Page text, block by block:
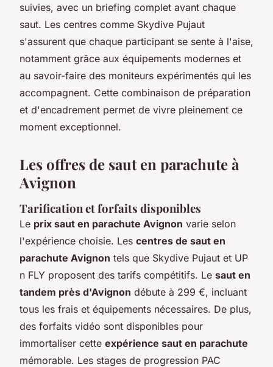
suivies, avec un briefing complet avant chaque
saut. Les centres comme Skydive Pujaut
s'assurent que chaque participant se sente à l'aise,
notamment grâce aux équipements modernes et
au savoir-faire des moniteurs expérimentés qui les
accompagnent. Cette combinaison de préparation
et d'encadrement permet de vivre pleinement ce
moment exceptionnel.
Les offres de saut en parachute à
Avignon
Tarification et forfaits disponibles
Le prix saut en parachute Avignon varie selon
l'expérience choisie. Les centres de saut en
parachute Avignon tels que Skydive Pujaut et UP
n FLY proposent des tarifs compétitifs. Le saut en
tandem près d'Avignon débute à 299 €, incluant
tous les frais et équipements nécessaires. De plus,
des forfaits vidéo sont disponibles pour
immortaliser cette expérience saut en parachute
mémorable. Les stages de progression PAC